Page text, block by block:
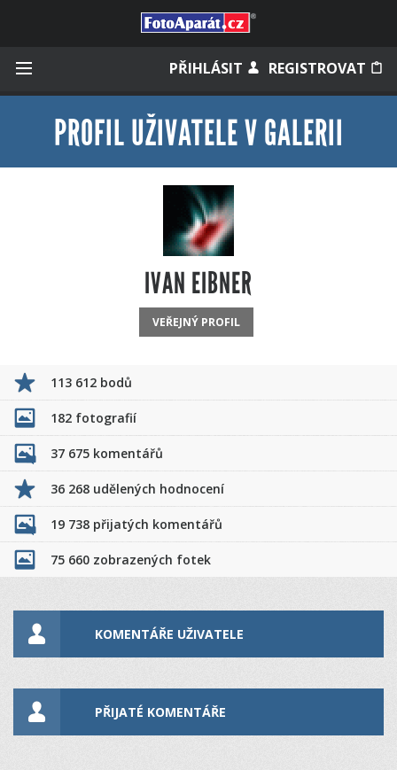
PŘIHLÁSIT REGISTROVAT
Zapomněli jste heslo?
Měli jste účet na starém webu?
PROFIL UŽIVATELE V GALERII
IVAN EIBNER
VEŘEJNÝ PROFIL
113 612 bodů
182 fotografií
37 675 komentářů
36 268 udělených hodnocení
19 738 přijatých komentářů
75 660 zobrazených fotek
KOMENTÁŘE UŽIVATELE
PŘIJATÉ KOMENTÁŘE